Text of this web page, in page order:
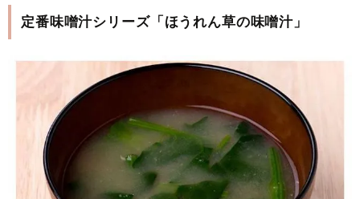
定番味噌汁シリーズ「ほうれん草の味噌汁」